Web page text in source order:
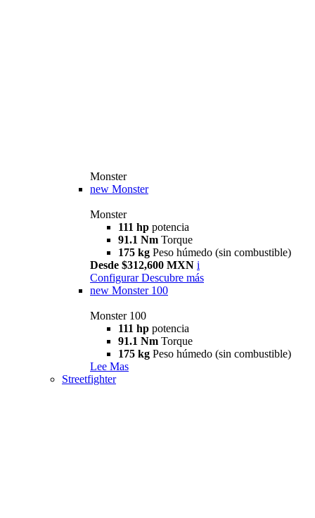
Monster
new Monster
Monster
111 hp potencia
91.1 Nm Torque
175 kg Peso húmedo (sin combustible)
Desde $312,600 MXN i
Configurar Descubre más
new Monster 100
Monster 100
111 hp potencia
91.1 Nm Torque
175 kg Peso húmedo (sin combustible)
Lee Mas
Streetfighter